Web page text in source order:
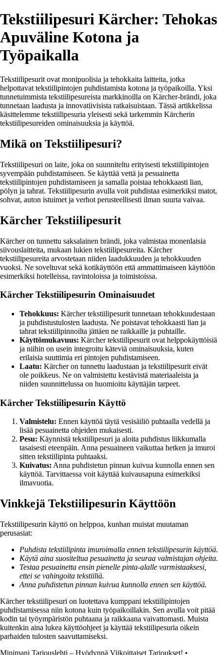
Tekstiilipesuri Kärcher: Tehokas
Apuväline Kotona ja
Työpaikalla
Tekstiilipesurit ovat monipuolisia ja tehokkaita laitteita, jotka
helpottavat tekstiilipintojen puhdistamista kotona ja työpaikoilla. Yksi
tunnetuimmista tekstiilipesureista markkinoilla on Kärcher-brändi, joka
tunnetaan laadusta ja innovatiivisista ratkaisuistaan. Tässä artikkelissa
käsittelemme tekstiilipesuria yleisesti sekä tarkemmin Kärcherin
tekstiilipesureiden ominaisuuksia ja käyttöä.
Mikä on Tekstiilipesuri?
Tekstiilipesuri on laite, joka on suunniteltu erityisesti tekstiilipintojen
syvempään puhdistamiseen. Se käyttää vettä ja pesuainetta
tekstiilipintojen puhdistamiseen ja samalla poistaa tehokkaasti lian,
pölyn ja tahrat. Tekstiilipesurin avulla voit puhdistaa esimerkiksi matot,
sohvat, auton istuimet ja verhot perusteellisesti ilman suurta vaivaa.
Kärcher Tekstiilipesurit
Kärcher on tunnettu saksalainen brändi, joka valmistaa monenlaisia
siivouslaitteita, mukaan lukien tekstiilipesureita. Kärcher
tekstiilipesureita arvostetaan niiden laadukkuuden ja tehokkuuden
vuoksi. Ne soveltuvat sekä kotikäyttöön että ammattimaiseen käyttöön
esimerkiksi hotelleissa, ravintoloissa ja toimistoissa.
Kärcher Tekstiilipesurin Ominaisuudet
Tehokkuus: Kärcher tekstiilipesurit tunnetaan tehokkuudestaan
ja puhdistustulosten laadusta. Ne poistavat tehokkaasti lian ja
tahrat tekstiilipinnoilta jättäen ne raikkaille ja puhtaille.
Käyttömukavuus: Kärcher tekstiilipesurit ovat helppokäyttöisiä
ja niihin on usein integroitu käteviä ominaisuuksia, kuten
erilaisia suuttimia eri pintojen puhdistamiseen.
Laatu: Kärcher on tunnettu laadustaan ja tekstiilipesurit eivät
ole poikkeus. Ne on valmistettu kestävistä materiaaleista ja
niiden suunnittelussa on huomioitu käyttäjän tarpeet.
Kärcher Tekstiilipesurin Käyttö
Valmistelu: Ennen käyttöä täytä vesisäiliö puhtaalla vedellä ja
lisää pesuainetta ohjeiden mukaisesti.
Pesu: Käynnistä tekstiilipesuri ja aloita puhdistus liikkumalla
tasaisesti eteenpäin. Anna pesuaineen vaikuttaa hetken ja imuroi
sitten tekstiilipinta puhtaaksi.
Kuivatus: Anna puhdistetun pinnan kuivua kunnolla ennen sen
käyttöä. Tarvittaessa voit käyttää kuivausapuna esimerkiksi
ilmavuotia.
Vinkkejä Tekstiilipesurin Käyttöön
Tekstiilipesurin käyttö on helppoa, kunhan muistat muutaman
perusasiat:
Puhdista tekstiilipinta imuroimalla ennen tekstiilipesurin käyttöä.
Käytä aina suositeltua pesuainetta ja seuraa valmistajan ohjeita.
Testaa pesuainetta ensin pienelle pinta-alalle varmistaaksesi,
ettei se vahingoita tekstiiliä.
Anna puhdistetun pinnan kuivua kunnolla ennen sen käyttöä.
Kärcher tekstiilipesuri on luotettava kumppani tekstiilipintojen
puhdistamisessa niin kotona kuin työpaikoillakin. Sen avulla voit pitää
kodin tai työympäristön puhtaana ja raikkaana vaivattomasti. Muista
kuitenkin aina lukea käyttöohjeet ja käyttää tekstiilipesuria oikein
parhaiden tulosten saavuttamiseksi.
Minimani Tarjouslehti – Hyödynnä Viikoittaiset Tarjoukset! •